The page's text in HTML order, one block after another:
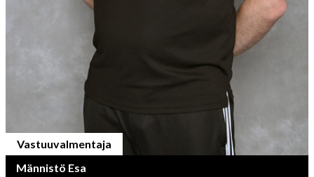
Vastuuvalmentaja
Männistö Esa